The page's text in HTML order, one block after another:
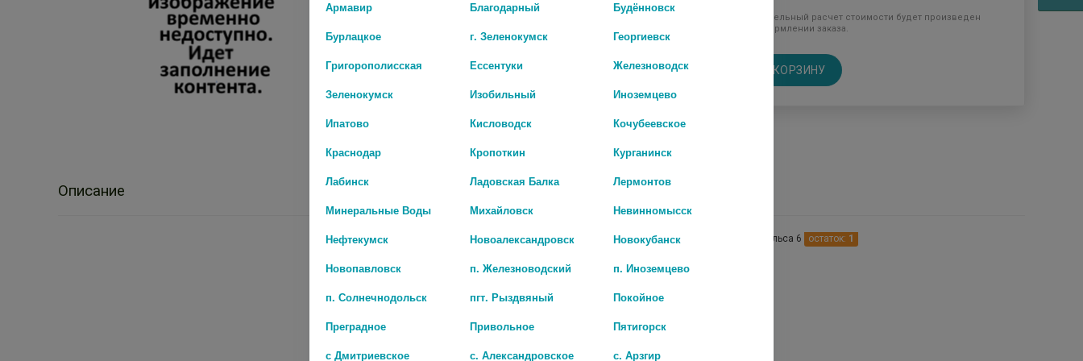
Окончательный расчет стоимости будет произведен
при оформлении заказа.
В КОРЗИНУ
Описание Наличие в аптеках
АГЛФ №2 г. Армавир ул. Энгельса 6 остаток: 1
Армавир Благодарный
Будённовск
Бурлацкое
г. Зеленокумск
Георгиевск
Григорополисская
Ессентуки
Железноводск
Зеленокумск
Изобильный
Иноземцево
Ипатово
Кисловодск
Кочубеевское
Краснодар
Кропоткин
Курганинск
Лабинск
Ладовская Балка
Лермонтов
Минеральные Воды
Михайловск
Невинномысск
Нефтекумск
Новоалександровск
Новокубанск
Новопавловск
п. Железноводский
п. Иноземцево
п. Солнечнодольск
пгт. Рыздвяный
Покойное
Преградное
Привольное
Пятигорск
с Дмитриевское
с. Александровское с. Арзгир